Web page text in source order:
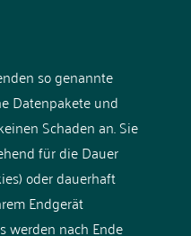
so genannte
Datenpakete und
Schaden an. Sie
für die Dauer
oder dauerhaft
Endgerät
werden nach Ende